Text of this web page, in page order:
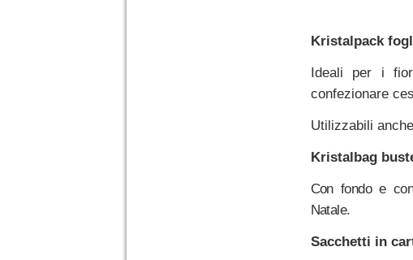
Kristalpack
Ideali per i
confezionare
Utilizzabili
Kristalbag
Con fondo e
Natale.
Sacchetti in